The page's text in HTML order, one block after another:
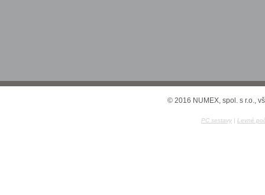
© 2016 NUMEX, spol. s r.o.,
PC sestavy | Levné